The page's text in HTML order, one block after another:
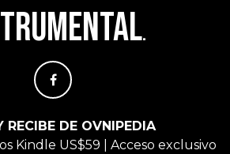
.
RECIBE DE OVNIPEDIA
Kindle US$59 | Acceso exclusivo